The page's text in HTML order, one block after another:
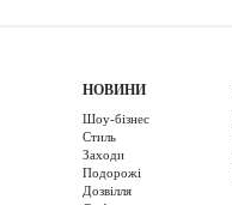
НОВИНИ
Шоу-бізнес
Стиль
Заходи
Подорожі
Дозвілля